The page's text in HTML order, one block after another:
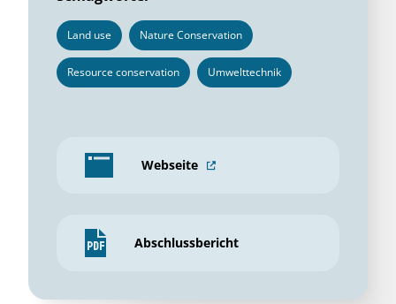
Land use Nature Conservation
Resource conservation Umwelttechnik
Webseite
Abschlussbericht